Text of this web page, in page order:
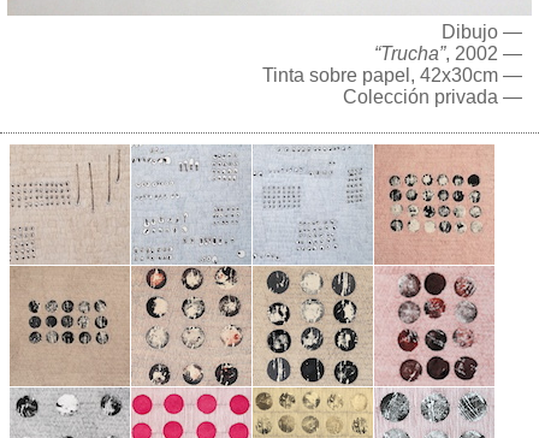
Dibujo —
“Trucha”, 2002 —
Tinta sobre papel, 42x30cm —
Colección privada —